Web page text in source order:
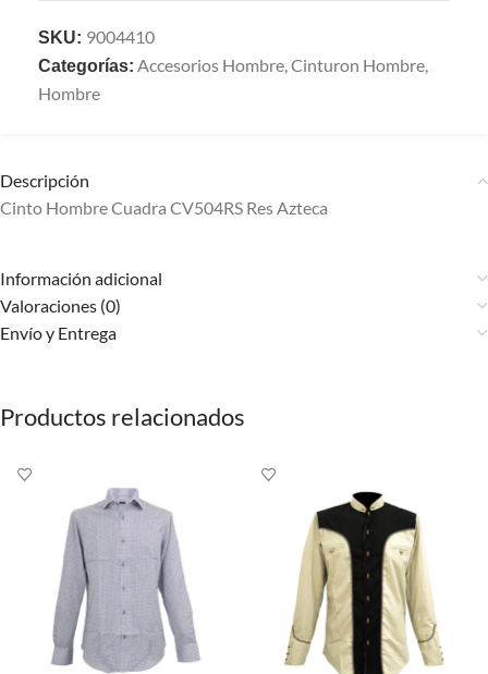
SKU: 9004410
Categorías: Accesorios Hombre,Cinturon Hombre,
Hombre
Descripción
Cinto Hombre Cuadra CV504RS Res Azteca
Información adicional
Valoraciones (0)
Envío y Entrega
Productos relacionados